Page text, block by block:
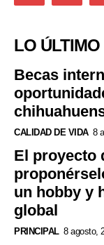
LO ÚLTIMO
Becas
CALIDAD DE VIDA 8
El proyecto
un hobby y
global
PRINCIPAL 8 agosto,